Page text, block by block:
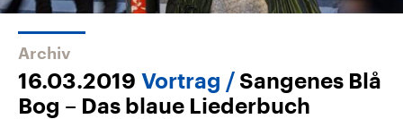
Archiv
16.03.2019 Vortrag
Sangenes Blå
Bog – Das blaue Liederbuch